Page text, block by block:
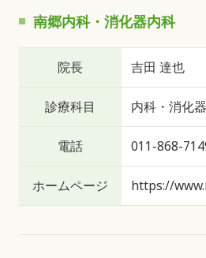
南郷内科・消化器内科
院長 吉田 達也
診療科目 内科・消化
電話 011-868-
ホームページ https://